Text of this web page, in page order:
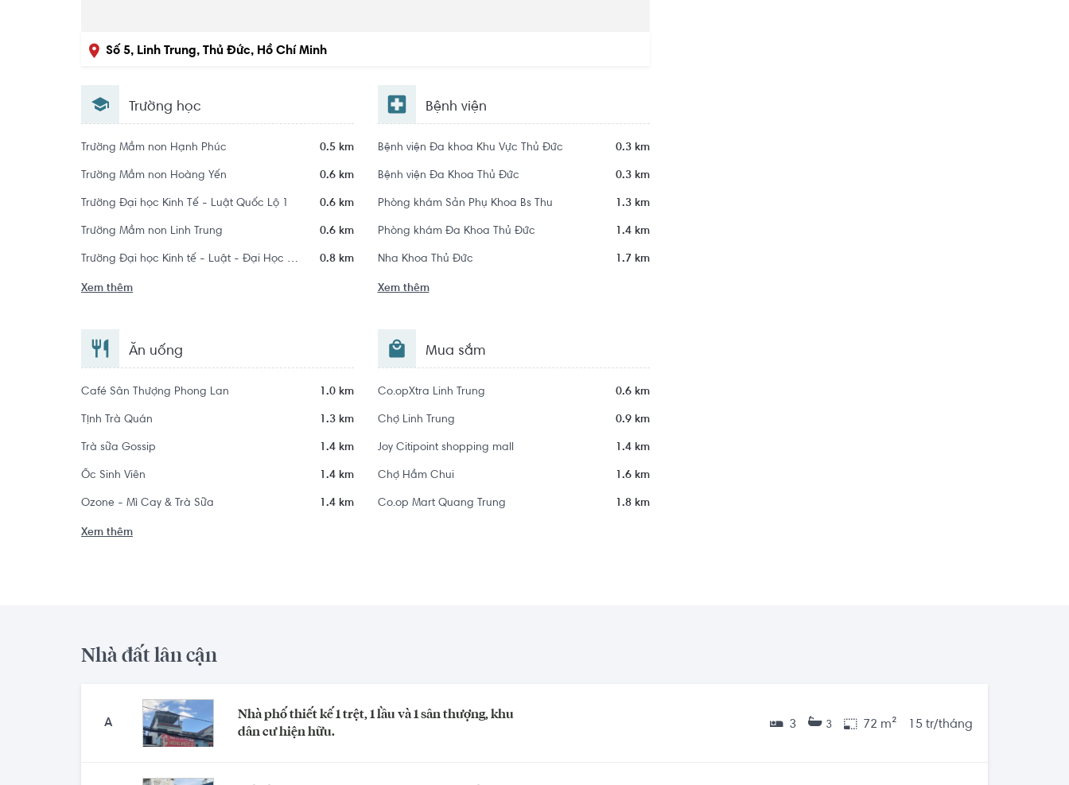
Số 5, Linh Trung, Thủ Đức, Hồ Chí Minh
Trường học
Trường Mầm non Hạnh Phúc 0.5 km
Trường Mầm non Hoàng Yến 0.6 km
Trường Đại học Kinh Tế - Luật Quốc Lộ 1 0.6 km
Trường Mầm non Linh Trung 0.6 km
Trường Đại học Kinh tế - Luật - Đại Học Quốc Gia Thành Phố Hồ Chí Minh 0.8 km
Xem thêm
Bệnh viện
Bệnh viện Đa khoa Khu Vực Thủ Đức 0.3 km
Bệnh viện Đa Khoa Thủ Đức 0.3 km
Phòng khám Sản Phụ Khoa Bs Thu 1.3 km
Phòng khám Đa Khoa Thủ Đức 1.4 km
Nha Khoa Thủ Đức 1.7 km
Xem thêm
Ăn uống
Café Sân Thượng Phong Lan 1.0 km
Tịnh Trà Quán 1.3 km
Trà sữa Gossip 1.4 km
Ốc Sinh Viên 1.4 km
Ozone - Mì Cay & Trà Sữa 1.4 km
Xem thêm
Mua sắm
Co.opXtra Linh Trung 0.6 km
Chợ Linh Trung 0.9 km
Joy Citipoint shopping mall 1.4 km
Chợ Hầm Chui 1.6 km
Co.op Mart Quang Trung 1.8 km
Nhà đất lân cận
A
Nhà phố thiết kế 1 trệt, 1 lầu và 1 sân thượng, khu
dân cư hiện hữu.
3 3 72 m² 15 tr/tháng